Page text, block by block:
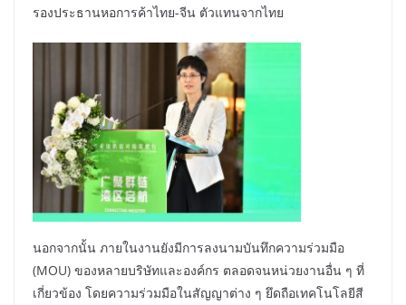
รองประธานหอการค้าไทย-จีน ตัวแทนจากไทย
นอกจากนั้น ภายในงานยังมีการลงนามบันทึกความร่วมมือ
(MOU) ของหลายบริษัทและองค์กร ตลอดจนหน่วยงานอื่น ๆ ที่
เกี่ยวข้อง โดยความร่วมมือในสัญญาต่าง ๆ ยึดถือเทคโนโลยีสี